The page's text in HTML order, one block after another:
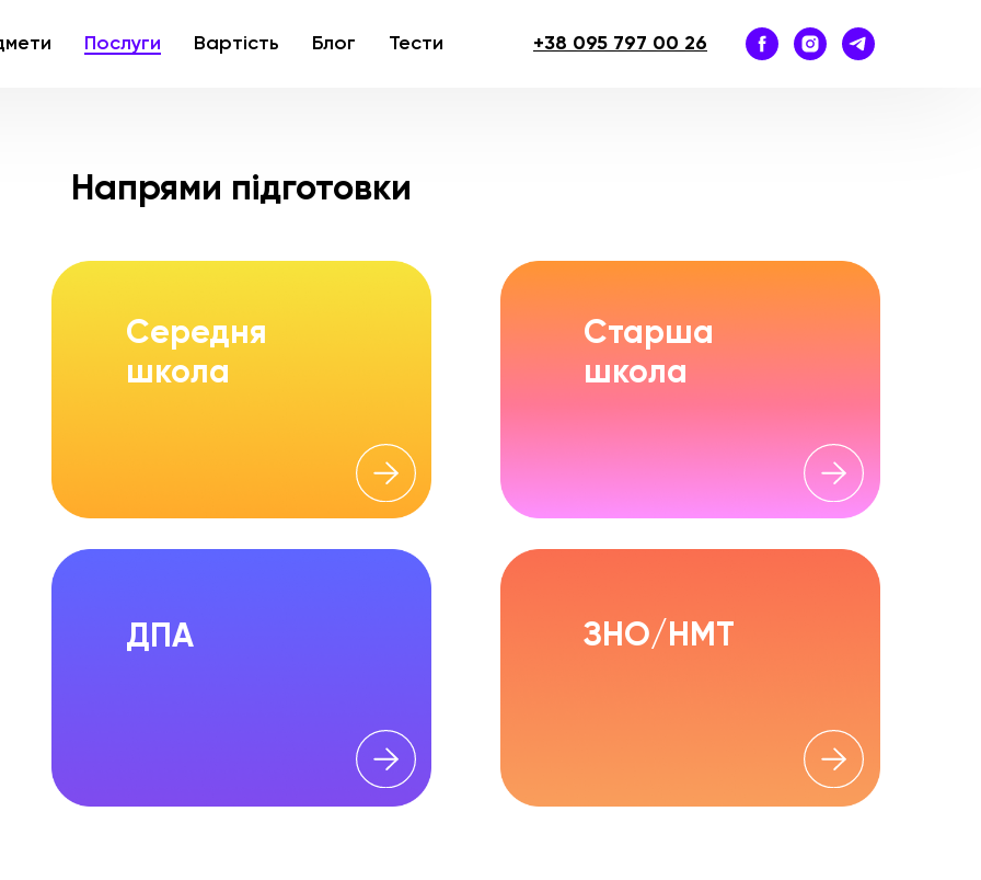
Послуги Вартість Блог Тести +38 095 797 00 26
Старша
школа
ЗНО/НМТ
Середня
школа
ДПА
Напрями підготовки